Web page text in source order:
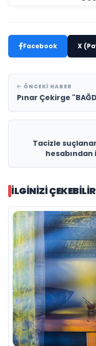
Facebook X
ÖNCEKI HABER
Pınar Çekirge
Tacizle
hesabından
İLGINIZI ÇEKEBILIR